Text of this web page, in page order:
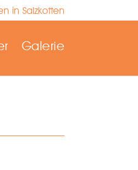
in Salzkotten
Galerie